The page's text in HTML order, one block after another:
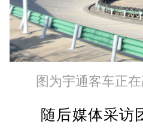
图为宇通客车正
随后媒体采访团